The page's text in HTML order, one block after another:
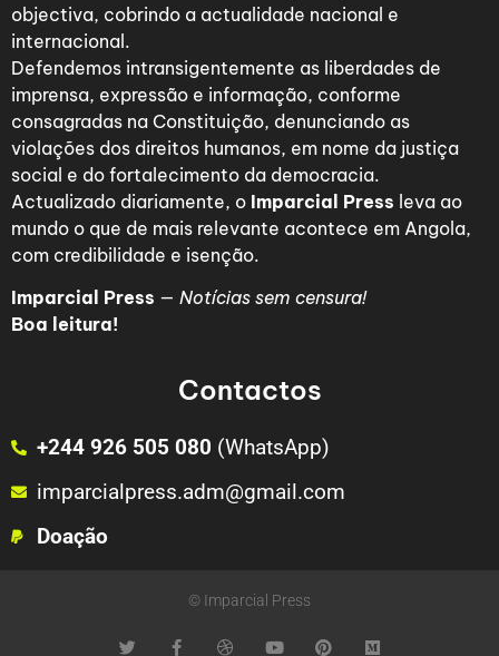
objectiva, cobrindo a actualidade nacional e
internacional.
Defendemos intransigentemente as liberdades de
imprensa, expressão e informação, conforme
consagradas na Constituição, denunciando as
violações dos direitos humanos, em nome da justiça
social e do fortalecimento da democracia.
Actualizado diariamente, o Imparcial Press leva ao
mundo o que de mais relevante acontece em Angola,
com credibilidade e isenção.
Imparcial Press — Notícias sem censura!
Boa leitura!
Contactos
+244 926 505 080 (WhatsApp)
imparcialpress.adm@gmail.com
Doação
© Imparcial Press